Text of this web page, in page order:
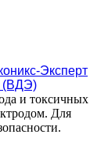
Эксперт
(ВДЭ)
и токсичных
Для